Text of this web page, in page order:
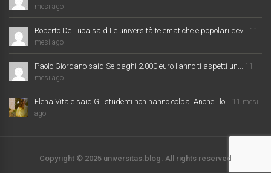
mesi ago
Roberto De Luca said Le università telematiche e popolari dev...
11
mesi ago
Paolo Giordano said Se paghi 2.000 euro l’anno ti aspetti un...
11
mesi ago
Elena Vitale said Gli studenti non hanno colpa. Anche i lo...
11 mesi
ago
Copyright © 2025 universitas.blog. All rights reserved